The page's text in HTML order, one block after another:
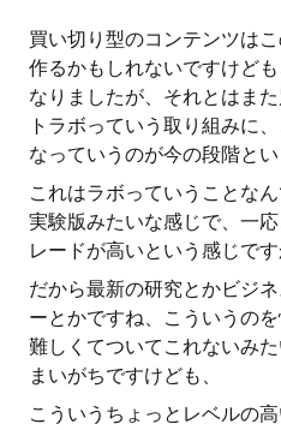
買い切り型のコンテンツは
作るかもしれないですけど
なりましたが、それとはま
トラボっていう取り組みに
なっていうのが今の段階とい
これはラボっていうことな
実験版みたいな感じで、一
レードが高いという感じです
だから最新の研究とかビジ
ーとかですね、こういうの
難しくてついてこれないみ
まいがちですけども、
こういうちょっとレベルの